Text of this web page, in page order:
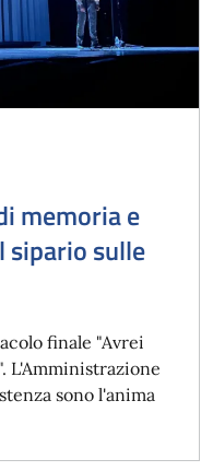
memoria e
sipario sulle
finale "Avrei
L'Amministrazione
sono l'anima